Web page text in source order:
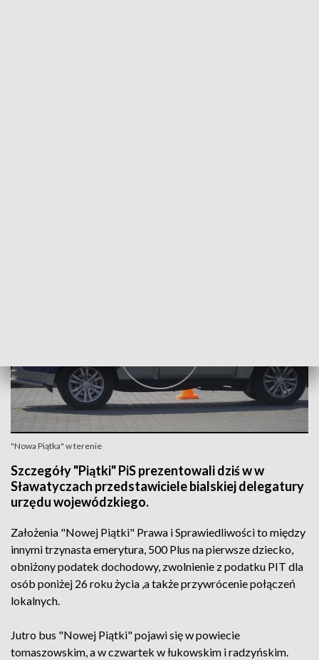
"Nowa Piątka" w terenie
Szczegóły "Piątki" PiS prezentowali dziś w w
Sławatyczach przedstawiciele bialskiej delegatury
urzędu wojewódzkiego.
Założenia "Nowej Piątki" Prawa i Sprawiedliwości to między
innymi trzynasta emerytura, 500 Plus na pierwsze dziecko,
obniżony podatek dochodowy, zwolnienie z podatku PIT dla
osób poniżej 26 roku życia ,a także przywrócenie połączeń
lokalnych.
Jutro bus "Nowej Piątki" pojawi się w powiecie
tomaszowskim, a w czwartek w łukowskim i radzyńskim.